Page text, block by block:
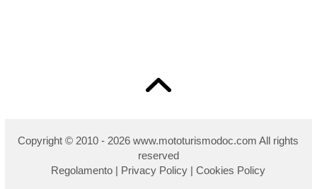
Copyright © 2010 - 2026 www.mototurismodoc.com All rights
reserved
Regolamento | Privacy Policy |Cookies Policy